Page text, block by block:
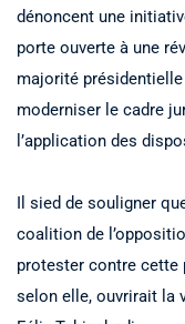
dénoncent une
porte ouverte à une
majorité
moderniser le cadre
l’application des
Il sied de souligner
coalition de
protester contre cette
selon elle, ouvrirait la